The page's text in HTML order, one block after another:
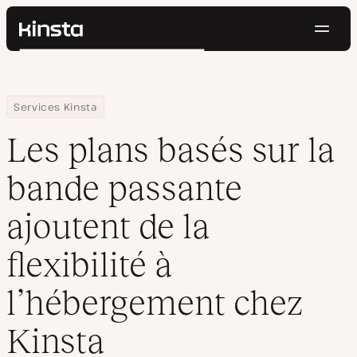
Kinsta®
Prix
Contact
Rechercher
Home
Centre de ressources
Blog
Services Kinsta
Les plans basés sur la bande passante ajoutent de la flexibilité
Les plans basés sur la
bande passante
ajoutent de la
flexibilité à
l’hébergement chez
Kinsta